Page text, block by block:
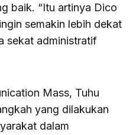
baik. “Itu artinya Dico
semakin lebih dekat
sekat administratif
Mass, Tuhu
yang dilakukan
dalam